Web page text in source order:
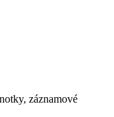
záznamové